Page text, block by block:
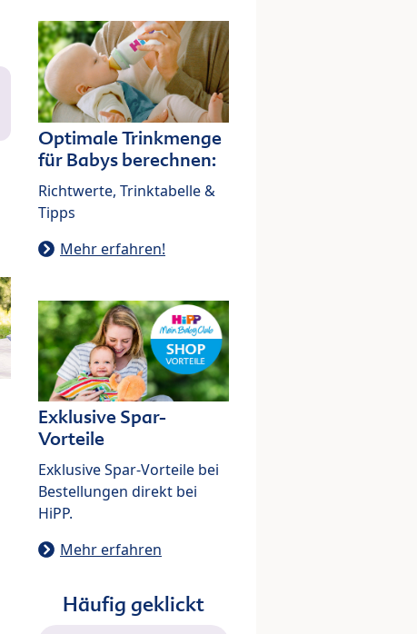
Optimale Trinkmenge
für Babys berechnen:
Richtwerte, Trinktabelle &
Tipps
Mehr erfahren!
Exklusive Spar-
Vorteile
Exklusive Spar-Vorteile bei
Bestellungen direkt bei
HiPP.
Mehr erfahren
Häufig geklickt